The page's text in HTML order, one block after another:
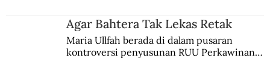
Agar Bahtera Tak Lekas Retak
Maria Ullfah berada di dalam pusaran
kontroversi penyusunan RUU Perkawinan.